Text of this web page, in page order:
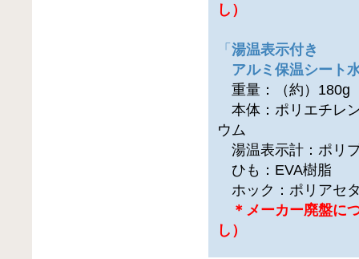
し）
「湯温表示付き
アルミ保温シート
重量：（約）180g
本体：ポリエチレ
ウム
湯温表示計：ポリ
ひも：EVA樹脂
ホック：ポリアセ
＊メーカー廃盤に
し）